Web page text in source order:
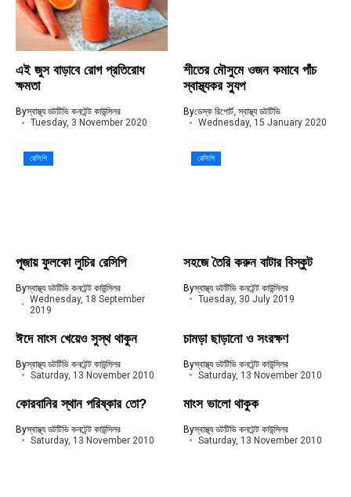
এই জুস বাড়াবে রোগ প্রতিরোধ
ক্ষমতা
Byস্বাস্থ্য ডটটিভি কনটেন্ট কাউন্সিলর
Tuesday, 3 November 2020
শীতের মৌসুমে ওজন কমাবে পাঁচ
স্বাস্থ্যকর স্যুপ
Byডেস্ক রিপোর্ট, স্বাস্থ্য ডটটিভি
Wednesday, 15 January 2020
রেসিপি
পূজায় ফুলকো লুচির রেসিপি
Byস্বাস্থ্য ডটটিভি কনটেন্ট কাউন্সিলর
Wednesday, 18 September
2019
রেসিপি
সহজে তৈরি করুন বাটার বিস্কুট
Byস্বাস্থ্য ডটটিভি কনটেন্ট কাউন্সিলর
Tuesday, 30 July 2019
ঈদে মাংস খেয়েও সুস্থ থাকুন
Byস্বাস্থ্য ডটটিভি কনটেন্ট কাউন্সিলর
Saturday, 13 November 2010
চামড়া ছাড়ানো ও সংরক্ষণ
Byস্বাস্থ্য ডটটিভি কনটেন্ট কাউন্সিলর
Saturday, 13 November 2010
কোরবানির স্থান পরিষ্কার তো?
Byস্বাস্থ্য ডটটিভি কনটেন্ট কাউন্সিলর
Saturday, 13 November 2010
মাংস ভালো থাকুক
Byস্বাস্থ্য ডটটিভি কনটেন্ট কাউন্সিলর
Saturday, 13 November 2010